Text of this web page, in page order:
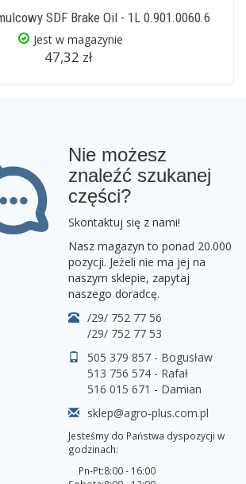
SDF Brake Oil - 1L 0.901.0060.6
Jest w magazynie
47,32 zł
Nie możesz
znaleźć szukanej
części?
Skontaktuj się z nami!
Nasz magazyn to ponad 20.000
pozycji. Jeżeli nie ma jej na
naszym sklepie, zapytaj
naszego doradcę.
/29/ 752 77 56
/29/ 752 77 53
505 379 857 - Bogusław
513 756 574 - Rafał
516 015 671 - Damian
sklep@agro-plus.com.pl
Jesteśmy do Państwa dyspozycji w
godzinach:
Pn-Pt:8:00 - 16:00